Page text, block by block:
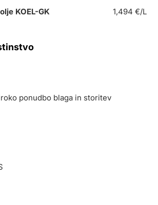
KOEL-GK 1,494 €/L
ponudbo blaga in storitev